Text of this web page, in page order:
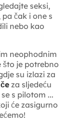
seksi,
čak i one s
nebo kao
neophodnim
što je potrebno
su izlazi za
za sljedeću
s pilotom ...
će zasigurno